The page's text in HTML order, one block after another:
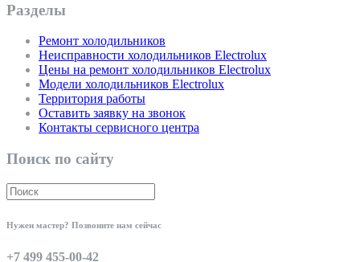
Разделы
Ремонт холодильников
Неисправности холодильников Electrolux
Цены на ремонт холодильников Electrolux
Модели холодильников Electrolux
Территория работы
Оставить заявку на звонок
Контакты сервисного центра
Поиск по сайту
Нужен мастер? Позвоните нам сейчас
+7 499 455-00-42